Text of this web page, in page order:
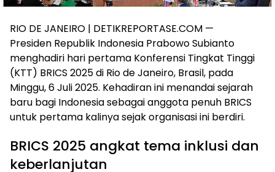
RIO DE JANEIRO | DETIKREPORTASE.COM —
Presiden Republik Indonesia Prabowo Subianto
menghadiri hari pertama Konferensi Tingkat Tinggi
(KTT) BRICS 2025 di Rio de Janeiro, Brasil, pada
Minggu, 6 Juli 2025. Kehadiran ini menandai sejarah
baru bagi Indonesia sebagai anggota penuh BRICS
untuk pertama kalinya sejak organisasi ini berdiri.
BRICS 2025 angkat tema inklusi dan
keberlanjutan